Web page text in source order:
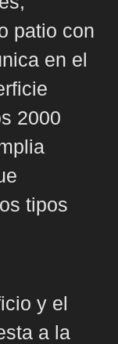
patio con
en el
2000
tipos
y el
a la